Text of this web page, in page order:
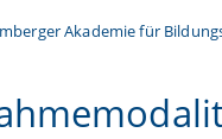
Akademie für